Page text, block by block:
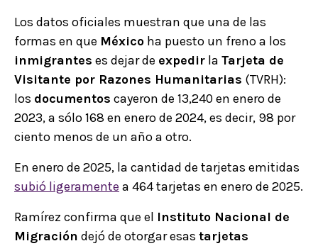
Los datos oficiales muestran que una de las
formas en que México ha puesto un freno a los
inmigrantes es dejar de expedir la Tarjeta de
Visitante por Razones Humanitarias (TVRH):
los documentos cayeron de 13,240 en enero de
2023, a sólo 168 en enero de 2024, es decir, 98 por
ciento menos de un año a otro.
En enero de 2025, la cantidad de tarjetas emitidas
subió ligeramente a 464 tarjetas en enero de 2025.
Ramírez confirma que el Instituto Nacional de
Migración dejó de otorgar esas tarjetas